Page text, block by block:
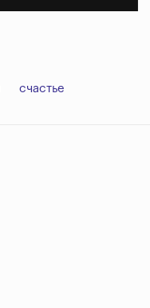
счастье